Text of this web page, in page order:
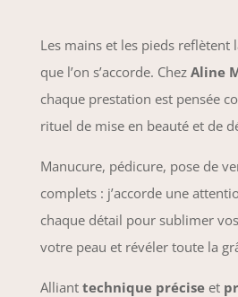
Les mains et les pieds reflètent
que l’on s’accorde. Chez Aline
chaque prestation est pensée
rituel de mise en beauté et de
Manucure, pédicure, pose de
complets : j’accorde une
chaque détail pour sublimer
votre peau et révéler toute la
Alliant technique préciseet